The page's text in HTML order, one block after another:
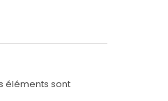
éléments sont